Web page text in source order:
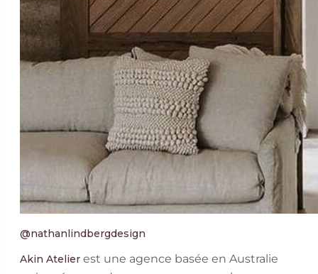
@nathanlindbergdesign
Akin Atelierest une agence basée en Australie